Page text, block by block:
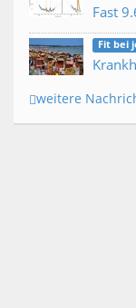
Fast
Fit bei
weitere